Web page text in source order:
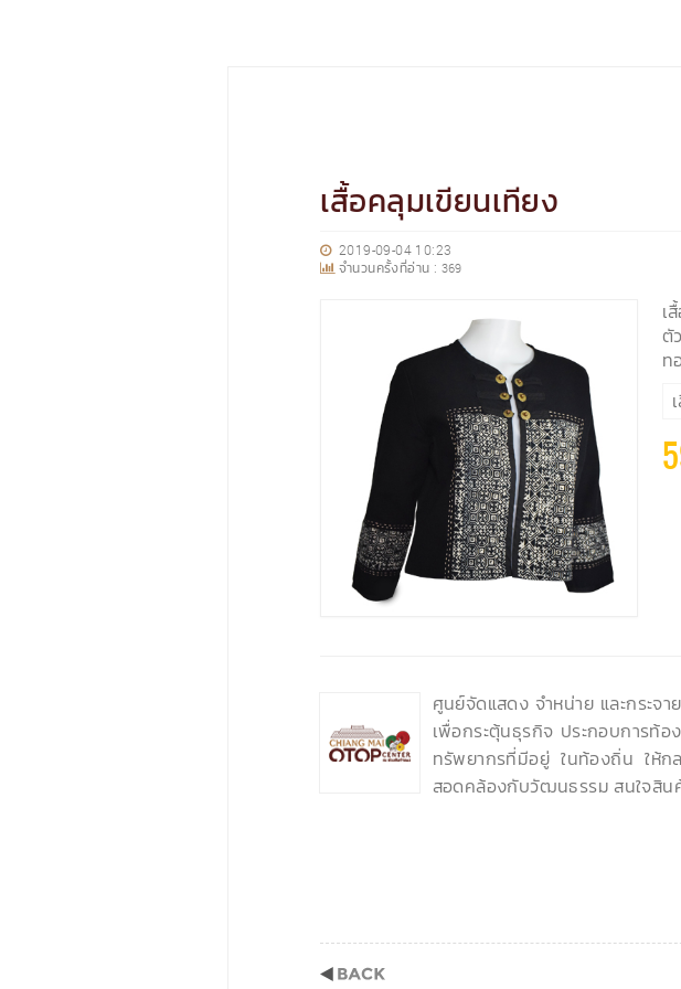
เสื้อคลุมเขียนเทียง
2019-09-04 10:23
จำนวนครั้งที่อ่าน : 369
เ
ตั
ท
ศูนย์จัดแสดง จำหน่าย และกระจา
เพื่อกระตุ้นธุรกิจ ประกอบการท้
ทรัพยากรที่มีอยู่ ในท้องถิ่น ให้
สอดคล้องกับวัฒนธรรม สนใจสินค้